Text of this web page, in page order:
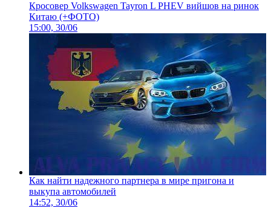
Кросовер Volkswagen Tayron L PHEV вийшов на ринок
Китаю (+ФОТО)
15:00, 30/06
Как найти надежного партнера в мире пригона и
выкупа автомобилей
14:52, 30/06